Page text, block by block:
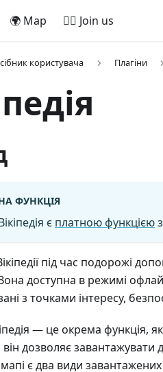
🌍 Map 🚵‍♂️ Join us
користувача Плагіни
ФУНКЦІЯ
є платною функцією
під час подорожі
Вона доступна в режимі
з точками інтересу,
— це окрема функція,
дозволяє завантажувати
є два види